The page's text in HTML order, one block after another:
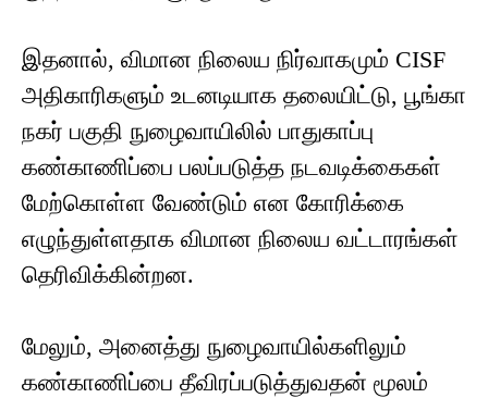
இதனால், விமான நிலைய நிர்வாகமும் CISF
அதிகாரிகளும் உடனடியாக தலையிட்டு, பூங்கா
நகர் பகுதி நுழைவாயிலில் பாதுகாப்பு
கண்காணிப்பை பலப்படுத்த நடவடிக்கைகள்
மேற்கொள்ள வேண்டும் என கோரிக்கை
எழுந்துள்ளதாக விமான நிலைய வட்டாரங்கள்
தெரிவிக்கின்றன.
மேலும், அனைத்து நுழைவாயில்களிலும்
கண்காணிப்பை தீவிரப்படுத்துவதன் மூலம்